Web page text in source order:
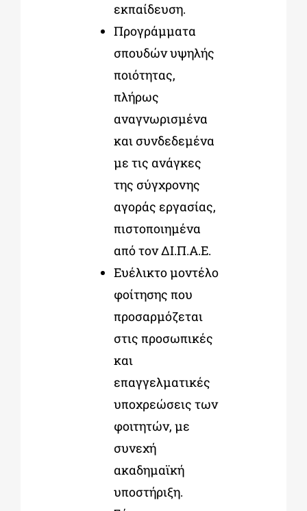
εκπαίδευση.
Προγράμματα
σπουδών υψηλής
ποιότητας,
πλήρως
αναγνωρισμένα
και συνδεδεμένα
με τις ανάγκες
της σύγχρονης
αγοράς εργασίας,
πιστοποιημένα
από τον ΔΙ.Π.Α.Ε.
Ευέλικτο μοντέλο
φοίτησης που
προσαρμόζεται
στις προσωπικές
και
επαγγελματικές
υποχρεώσεις των
φοιτητών, με
συνεχή
ακαδημαϊκή
υποστήριξη.